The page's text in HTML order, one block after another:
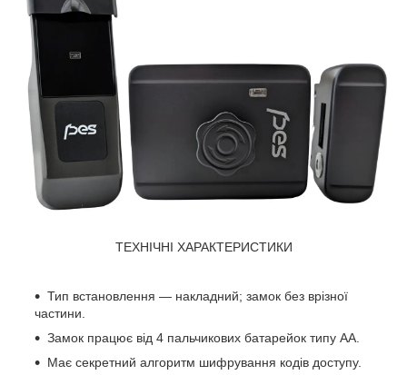
ТЕХНІЧНІ ХАРАКТЕРИСТИКИ
Тип встановлення — накладний; замок без врізної
частини.
Замок працює від 4 пальчикових батарейок типу АА.
Має секретний алгоритм шифрування кодів доступу.